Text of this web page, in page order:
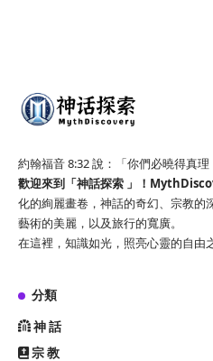
約翰福音 8:32 說：「你們必曉得真理
歡迎來到「神話探索 」！
化的絢麗畫卷，神話的奇幻、宗教的
藝術的美麗，以及旅行的寬廣。
在這裡，知識如光，照亮心靈的自由
分類
神話
宗教